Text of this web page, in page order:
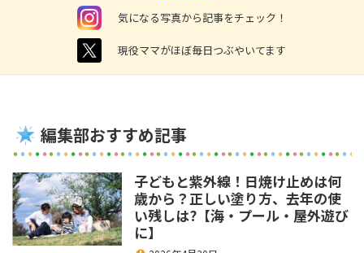
instagram 気になる写真から記事をチェック！
twitter 現役ママがほぼ毎日つぶやいてます
編集部おすすめ記事
子どもと紫外線！日焼け止めは何
歳から？正しい塗り方、去年の使
い残しは?【海・プール・屋外遊び
に】